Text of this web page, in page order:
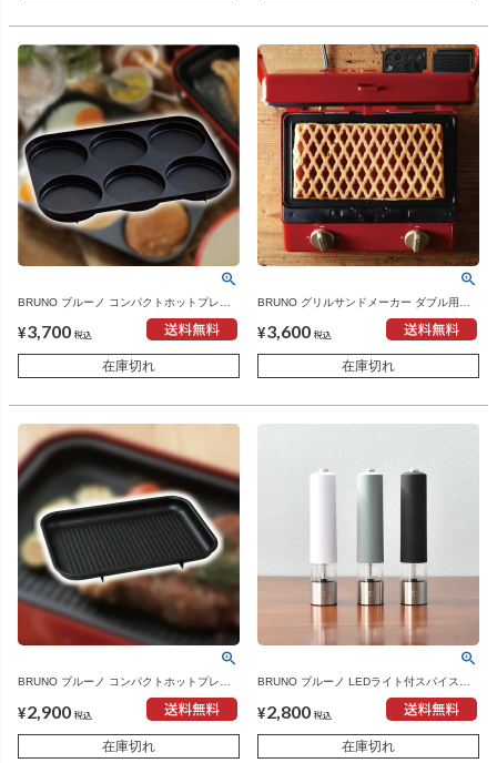
BRUNO ブルーノ コンパクトホットプレー
トプレート
¥3,700 税込
在庫切れ
BRUNO グリルサンドメーカー ダブル用オ
ンドメーカー
¥3,600 税込
在庫切れ
BRUNO ブルーノ コンパクトホットプレー
ト用 グリルプレート | キッチン家電・ホッ
トプレート
¥2,900 税込
在庫切れ
BRUNO ブルーノ LEDライト付スパイスミ
ル | キッチン家電・電動ミル
¥2,800 税込
在庫切れ